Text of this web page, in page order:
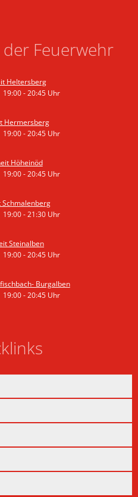
Feuerwehr
Heltersberg
19:00-20:45 Uhr
Hermersberg
19:00-20:45 Uhr
Höheinöd
19:00-20:45 Uhr
Schmalenberg
19:00-21:30 Uhr
Steinalben
19:00-20:45 Uhr
Burgalben
19:00-20:45 Uhr